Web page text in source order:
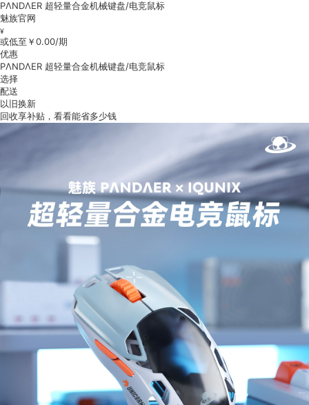
PΛNDΛER 超轻量合金机械键盘/电竞鼠标
魅族官网
¥
或低至￥0.00/期
优惠
PΛNDΛER 超轻量合金机械键盘/电竞鼠标
选择
配送
以旧换新
回收享补贴，看看能省多少钱